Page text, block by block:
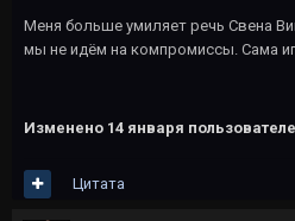
Меня больше умиляет речь Свена
мы не идëм на компромиссы. Сама
Изменено 14 января
Цитата